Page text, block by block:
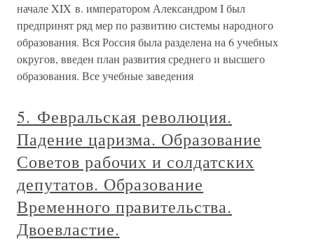
начале XIX в. императором Александром I был
предпринят ряд мер по развитию системы народного
образования. Вся Россия была разделена на 6 учебных
округов, введен план развития среднего и высшего
образования. Все учебные заведения
5. Февральская революция.
Падение царизма. Образование
Советов рабочих и солдатских
депутатов. Образование
Временного правительства.
Двоевластие.